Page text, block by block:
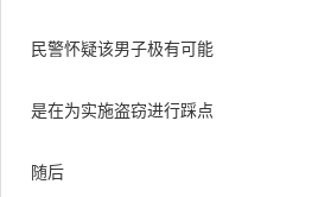
民警怀疑该男子极有可能
是在为实施盗窃进行踩点
随后